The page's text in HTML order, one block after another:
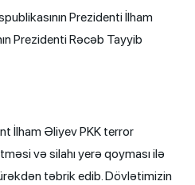
Prezidenti İlham
Prezidenti Rəcəb Tayyib
İlham Əliyev PKK terror
və silahı yerə qoyması ilə
təbrik edib. Dövlətimizin